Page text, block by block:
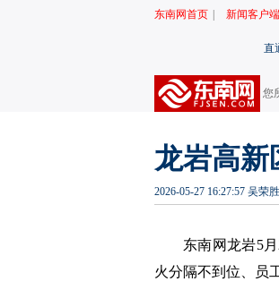
东南网首页 新闻客户端
直
您
龙岩高新
2026-05-27 16:27:57 吴荣
东南网龙岩5
火分隔不到位、员